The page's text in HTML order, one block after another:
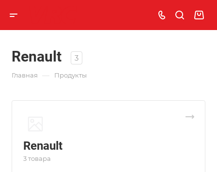
Renault 3
Главная — Продукты
Renault
3 товара